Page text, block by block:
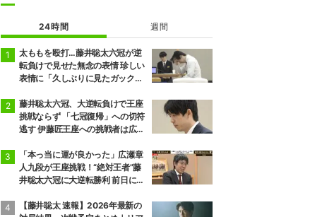
24時間 週間
太ももを殴打…藤井聡太六冠が逆
転負けで見せた無念の表情 珍しい
表情に「久しぶりに見たガック
藤井聡太六冠、大逆転負けで王座
挑戦ならず 「七冠復帰」への切符
逃す 伊藤匠王座への挑戦者は広瀬
「本っ当に運が良かった」広瀬章
人九段が王座挑戦！“絶対王者”藤
井聡太六冠に大逆転勝利 前日には
も【藤井聡太 速報】2026年最新の